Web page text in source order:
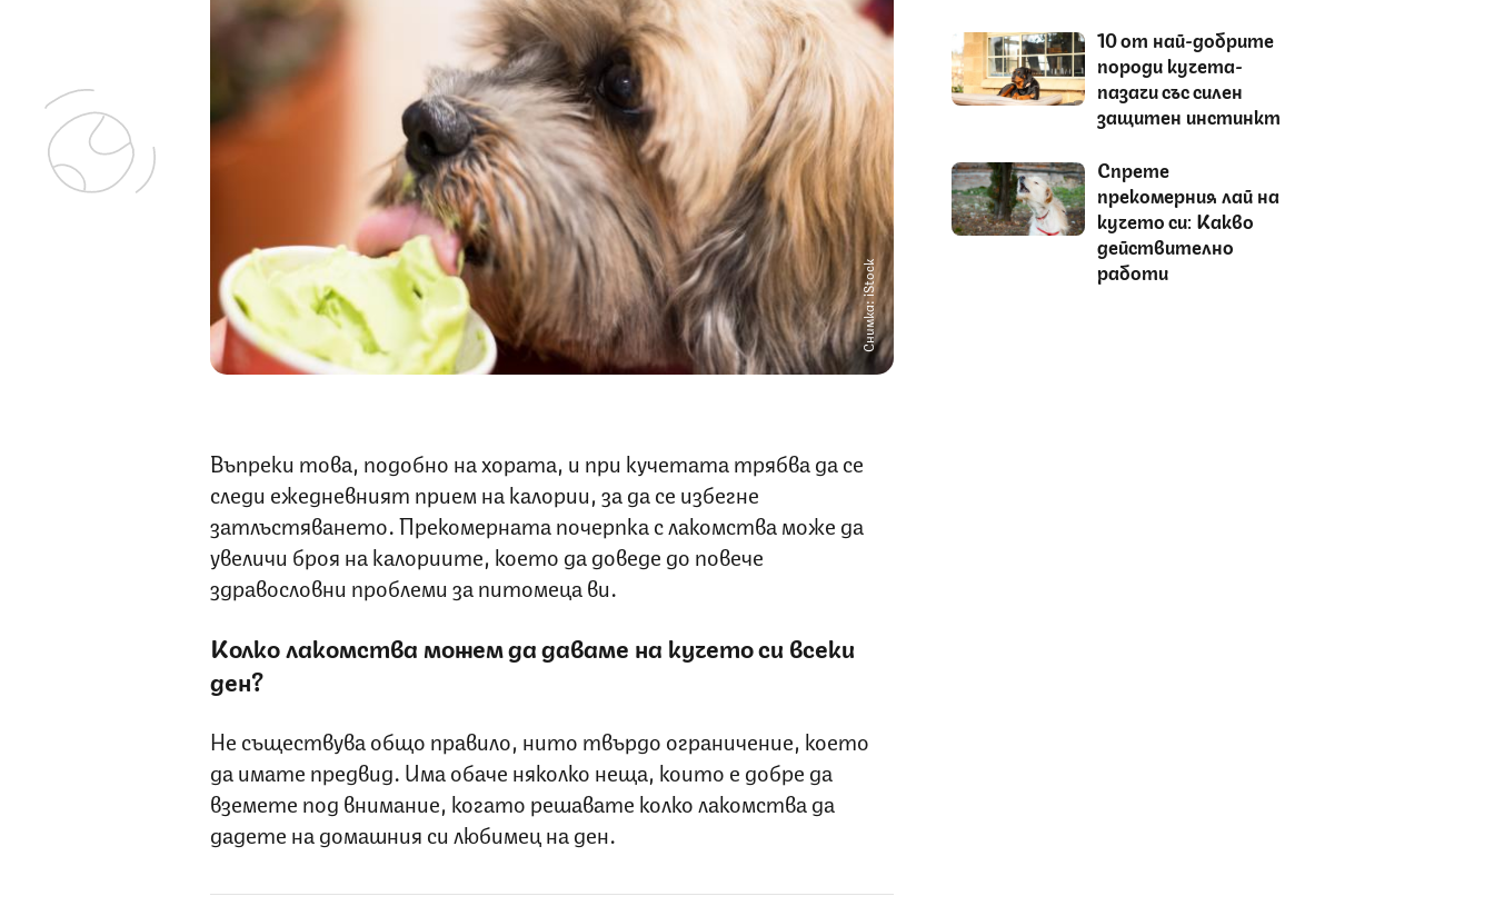
Снимка: iStock
Въпреки това, подобно на хората, и при кучетата трябва да се
следи ежедневният прием на калории, за да се избегне
затлъстяването. Прекомерната почерпка с лакомства може да
увеличи броя на калориите, което да доведе до повече
здравословни проблеми за питомеца ви.
Колко лакомства можем да даваме на кучето си всеки
ден?
Не съществува общо правило, нито твърдо ограничение, което
да имате предвид. Има обаче няколко неща, които е добре да
вземете под внимание, когато решавате колко лакомства да
дадете на домашния си любимец на ден.
10 от най-добрите
породи кучета-
пазачи със силен
защитен инстинкт
Спрете
прекомерния лай на
кучето си: Какво
действително
работи